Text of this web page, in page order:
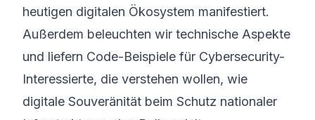
heutigen digitalen Ökosystem manifestiert.
Außerdem beleuchten wir technische Aspekte
und liefern Code-Beispiele für Cybersecurity-
Interessierte, die verstehen wollen, wie
digitale Souveränität beim Schutz nationaler